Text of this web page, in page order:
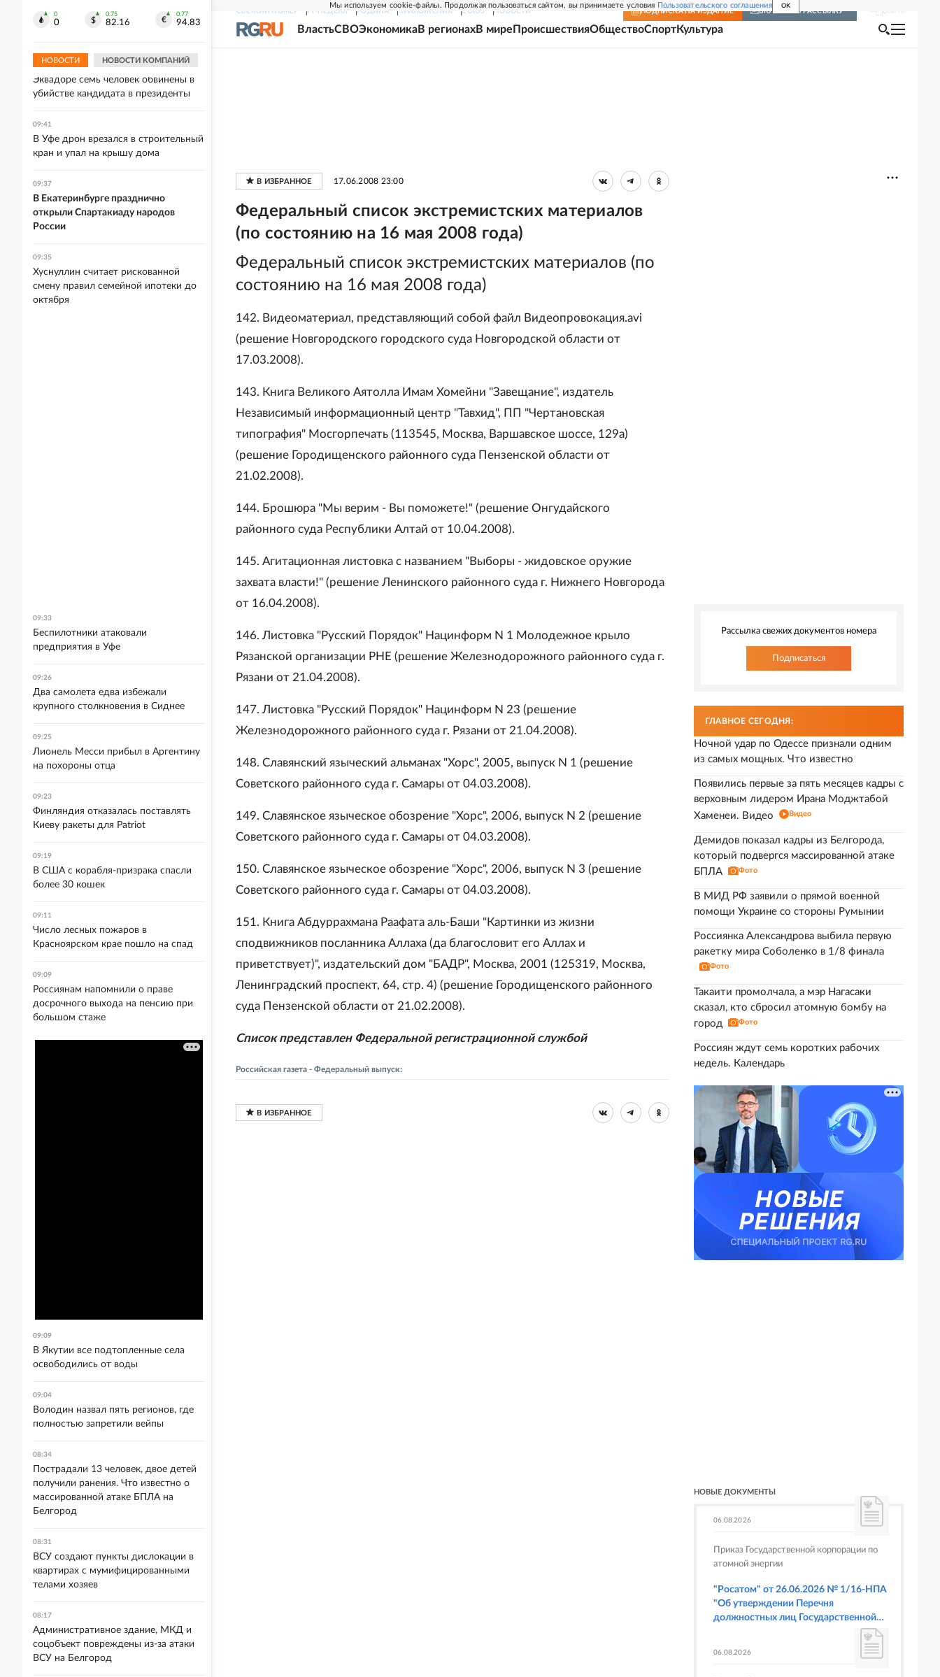
Мы используем cookie-файлы. Продолжая пользоваться сайтом, вы принимаете условия Пользовательского соглашения OK
СВЕЖИЙ НОМЕР РГ-НЕДЕЛЯ РОДИНА ПРИЛОЖЕНИЯ СОЮЗ НОВОСТИ ПОДПИСКА НА ИЗДАНИЕ ВКЛЮЧИТЬ РАССЫЛКУ
ВластьСВОЭкономикаВ регионахВ мире ПроисшествияОбществоСпортКультура
17.06.2008 23:00
Федеральный список экстремистских материалов
(по состоянию на 16 мая 2008 года)
Федеральный список экстремистских материалов (по
состоянию на 16 мая 2008 года)
142. Видеоматериал, представляющий собой файл Видеопровокация.avi
(решение Новгородского городского суда Новгородской области от
17.03.2008).
143. Книга Великого Аятолла Имам Хомейни "Завещание", издатель
Независимый информационный центр "Тавхид", ПП "Чертановская
типография" Мосгорпечать (113545, Москва, Варшавское шоссе, 129а)
(решение Городищенского районного суда Пензенской области от
21.02.2008).
144. Брошюра "Мы верим - Вы поможете!" (решение Онгудайского
районного суда Республики Алтай от 10.04.2008).
145. Агитационная листовка с названием "Выборы - жидовское оружие
захвата власти!" (решение Ленинского районного суда г. Нижнего Новгорода
от 16.04.2008).
146. Листовка "Русский Порядок" Нацинформ N 1 Молодежное крыло
Рязанской организации РНЕ (решение Железнодорожного районного суда г.
Рязани от 21.04.2008).
147. Листовка "Русский Порядок" Нацинформ N 23 (решение
Железнодорожного районного суда г. Рязани от 21.04.2008).
148. Славянский языческий альманах "Хорс", 2005, выпуск N 1 (решение
Советского районного суда г. Самары от 04.03.2008).
149. Славянское языческое обозрение "Хорс", 2006, выпуск N 2 (решение
Советского районного суда г. Самары от 04.03.2008).
150. Славянское языческое обозрение "Хорс", 2006, выпуск N 3 (решение
Советского районного суда г. Самары от 04.03.2008).
151. Книга Абдуррахмана Раафата аль-Баши "Картинки из жизни
сподвижников посланника Аллаха (да благословит его Аллах и
приветствует)", издательский дом "БАДР", Москва, 2001 (125319, Москва,
Ленинградский проспект, 64, стр. 4) (решение Городищенского районного
суда Пензенской области от 21.02.2008).
Список представлен Федеральной регистрационной службой
Российская газета - Федеральный выпуск:
Рассылка свежих документов номера
Подписаться
ГЛАВНОЕ СЕГОДНЯ:
Ночной удар по Одессе признали одним
из самых мощных. Что известно
Появились первые за пять месяцев кадры с
верховным лидером Ирана Моджтабой
Хаменеи. Видео
Видео
Демидов показал кадры из Белгорода,
который подвергся массированной атаке
БПЛА
Фото
В МИД РФ заявили о прямой военной
помощи Украине со стороны Румынии
Россиянка Александрова выбила первую
ракетку мира Соболенко в 1/8 финала
Фото
Такаити промолчала, а мэр Нагасаки
сказал, кто сбросил атомную бомбу на
город
Фото
Россиян ждут семь коротких рабочих
недель. Календарь
НОВЫЕ ДОКУМЕНТЫ
06.08.2026
Приказ Государственной корпорации по
атомной энергии
"Росатом" от 26.06.2026 № 1/16-НПА
"Об утверждении Перечня
должностных лиц Государственной
корпорации по атомной энергии
06.08.2026
0
0
0.75
82.16
0.77
94.83
НОВОСТИ НОВОСТИ КОМПАНИЙ
над Башкирией и Татарстаном
В преступной цепочке - глава МВД. В
Эквадоре семь человек обвинены в
убийстве кандидата в президенты
09:41
В Уфе дрон врезался в строительный
кран и упал на крышу дома
09:37
В Екатеринбурге празднично
открыли Спартакиаду народов
России
09:35
Хуснуллин считает рискованной
смену правил семейной ипотеки до
октября
09:33
Беспилотники атаковали
предприятия в Уфе
09:26
Два самолета едва избежали
крупного столкновения в Сиднее
09:25
Лионель Месси прибыл в Аргентину
на похороны отца
09:23
Финляндия отказалась поставлять
Киеву ракеты для Patriot
09:19
В США с корабля-призрака спасли
более 30 кошек
09:11
Число лесных пожаров в
Красноярском крае пошло на спад
09:09
Россиянам напомнили о праве
досрочного выхода на пенсию при
большом стаже
09:09
В Якутии все подтопленные села
освободились от воды
09:04
Володин назвал пять регионов, где
полностью запретили вейпы
08:34
Пострадали 13 человек, двое детей
получили ранения. Что известно о
массированной атаке БПЛА на
Белгород
08:31
ВСУ создают пункты дислокации в
квартирах с мумифицированными
телами хозяев
08:17
Административное здание, МКД и
соцобъект повреждены из-за атаки
ВСУ на Белгород